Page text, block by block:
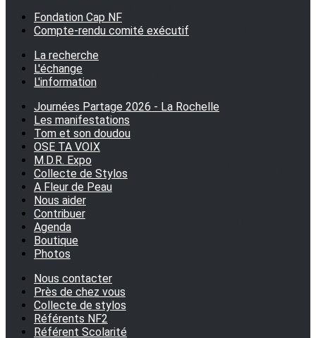
Fondation Cap NF
Compte-rendu comité exécutif
La recherche
L'échange
L'information
Journées Partage 2026 - La Rochelle
Les manifestations
Tom et son doudou
OSE TA VOIX
M.D.R. Expo
Collecte de Stylos
A Fleur de Peau
Nous aider
Contribuer
Agenda
Boutique
Photos
Nous contacter
Près de chez vous
Collecte de stylos
Référents NF2
Référent Scolarité